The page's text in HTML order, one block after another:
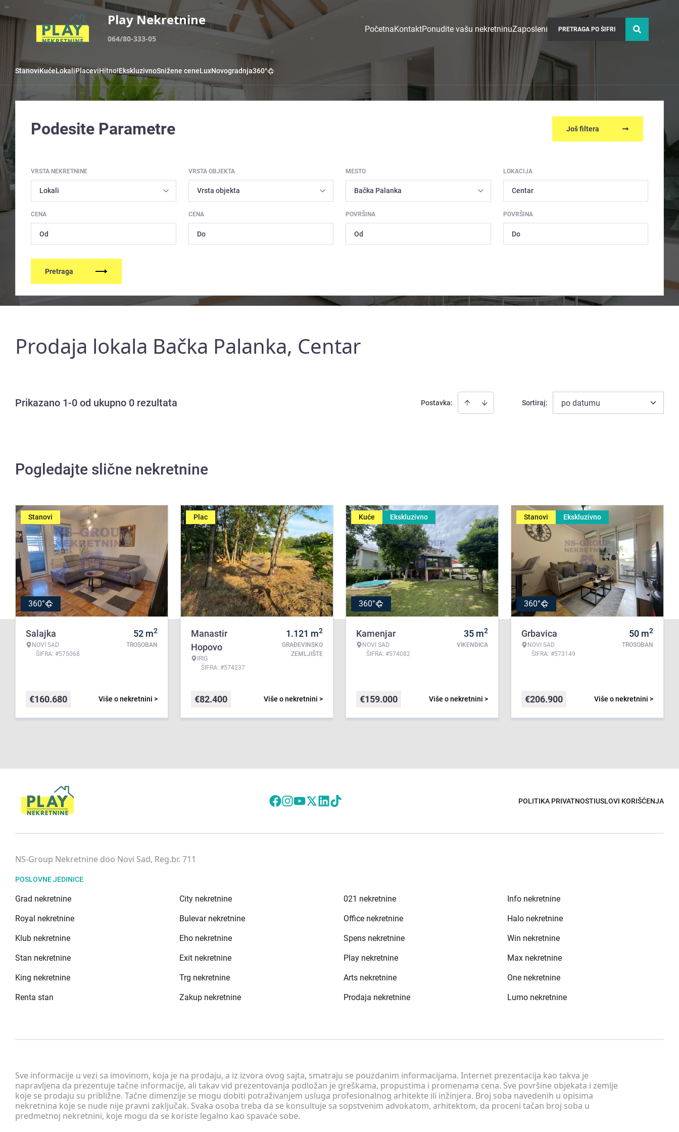
Play Nekretnine
064/80-333-05
PočetnaKontaktPonudite vašu nekretninuZaposleni
StanoviKućeLokaliPlaceviHitno!EkskluzivnoSnižene ceneLuxNovogradnja360°
Podesite Parametre Još filtera
VRSTA NEKRETNINE VRSTA OBJEKTA MESTO LOKACIJA
Centar
CENA CENA POVRŠINA POVRŠINA
Pretraga
Prodaja lokala Bačka Palanka, Centar
Prikazano 1-0 od ukupno 0 rezultata Postavka: Sortiraj: po datumu
Pogledajte slične nekretnine
Stanovi
360°
Salajka
NOVI SAD
ŠIFRA: #575068
52 m2
TROSOBAN
Više o nekretnini >
€160.680
Plac
Manastir
Hopovo
IRIG
ŠIFRA: #574237
1.121 m2
GRAĐEVINSKO
ZEMLJIŠTE
Više o nekretnini >
€82.400
Kuće Ekskluzivno
360°
Kamenjar
NOVI SAD
ŠIFRA: #574082
35 m2
VIKENDICA
Više o nekretnini >
€159.000
Stanovi Ekskluzivno
360°
Grbavica
NOVI SAD
ŠIFRA: #573149
50 m2
TROSOBAN
Više o nekretnini >
€206.900
POLITIKA PRIVATNOSTIUSLOVI KORIŠĆENJA
Sve informacije u vezi sa imovinom, koja je na prodaju, a iz izvora ovog sajta, smatraju se pouzdanim informacijama. Internet prezentacija kao takva je
napravljena da prezentuje tačne informacije, ali takav vid prezentovanja podložan je greškama, propustima i promenama cena. Sve površine objekata i zemlje
koje se prodaju su približne. Tačne dimenzije se mogu dobiti potraživanjem usluga profesionalnog arhitekte ili inžinjera. Broj soba navedenih u opisima
nekretnina koje se nude nije pravni zaključak. Svaka osoba treba da se konsultuje sa sopstvenim advokatom, arhitektom, da proceni tačan broj soba u
predmetnoj nekretnini, koje mogu da se koriste legalno kao spavaće sobe.
NS-Group Nekretnine doo Novi Sad, Reg.br. 711
POSLOVNE JEDINICE
Grad nekretnine City nekretnine 021 nekretnine Info nekretnine
Royal nekretnine Bulevar nekretnine Office nekretnine Halo nekretnine
Klub nekretnine Eho nekretnine Spens nekretnine Win nekretnine
Stan nekretnine Exit nekretnine Play nekretnine Max nekretnine
King nekretnine Trg nekretnine Arts nekretnine One nekretnine
Renta stan Zakup nekretnine Prodaja nekretnine Lumo nekretnine